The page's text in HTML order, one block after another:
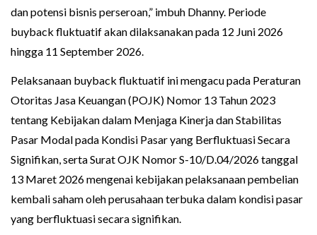
dan potensi bisnis perseroan,” imbuh Dhanny. Periode
buyback fluktuatif akan dilaksanakan pada 12 Juni 2026
hingga 11 September 2026.
Pelaksanaan buyback fluktuatif ini mengacu pada Peraturan
Otoritas Jasa Keuangan (POJK) Nomor 13 Tahun 2023
tentang Kebijakan dalam Menjaga Kinerja dan Stabilitas
Pasar Modal pada Kondisi Pasar yang Berfluktuasi Secara
Signifikan, serta Surat OJK Nomor S-10/D.04/2026 tanggal
13 Maret 2026 mengenai kebijakan pelaksanaan pembelian
kembali saham oleh perusahaan terbuka dalam kondisi pasar
yang berfluktuasi secara signifikan.